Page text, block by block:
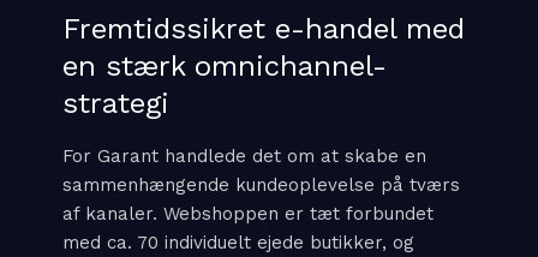
Fremtidssikret e-handel med
en stærk omnichannel-
strategi
For Garant handlede det om at skabe en
sammenhængende kundeoplevelse på tværs
af kanaler. Webshoppen er tæt forbundet
med ca. 70 individuelt ejede butikker, og